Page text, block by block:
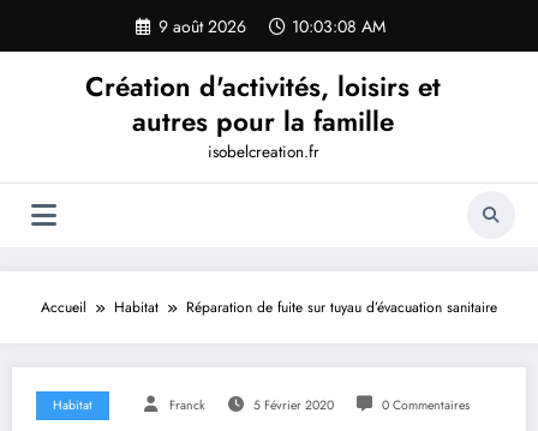
contenu
9 août 2026 10:03:08 AM
Création d'activités, loisirs et
autres pour la famille
isobelcreation.fr
Accueil Habitat Réparation de fuite sur tuyau d’évacuation sanitaire
Habitat Franck 5 Février 2020 0 Commentaires